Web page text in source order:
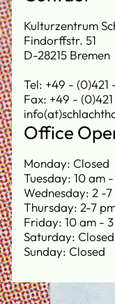
Kulturzentrum
Findorffstr. 51
D-28215 Bremen
Tel: +49 - (0)421
Fax: +49 - (0)421
Office
Monday: Closed
Tuesday: 10 am
Wednesday: 2 -7
Thursday: 2-7
Friday: 10 am -
Saturday: Closed
Sunday: Closed